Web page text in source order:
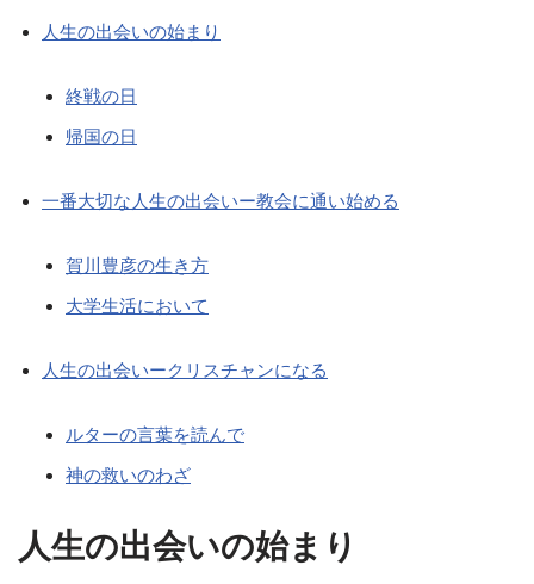
人生の出会いの始まり
終戦の日
帰国の日
一番大切な人生の出会いー教会に通い始める
賀川豊彦の生き方
大学生活において
人生の出会いークリスチャンになる
ルターの言葉を読んで
神の救いのわざ
人生の出会いの始まり